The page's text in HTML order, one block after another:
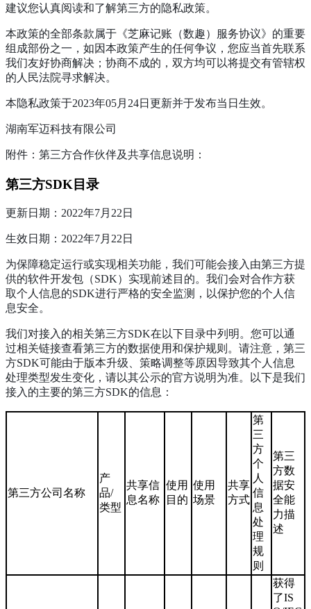
建议您认真阅读和了解第三方的隐私政策。
本政策的全部条款属于《芝麻记账（数趣）服务协议》的重要
组成部份之一，如因本政策产生的任何争议，您应当首先联系
我们友好协商解决；协商不成的，双方均可以将提交有管辖权
的人民法院寻求解决。
本隐私政策于2023年05月24日更新并于发布当日生效。
湖南军迈科技有限公司
附件：第三方合作伙伴及共享信息说明：
第三方SDK目录
更新日期：2022年7月22日
生效日期：2022年7月22日
为保障稳定运行或实现相关功能，我们可能会接入由第三方提
供的软件开发包（SDK）实现前述目的。我们会对合作方获
取个人信息的SDK进行严格的安全监测，以保护您的个人信
息安全。
我们对接入的相关第三方SDK在以下目录中列明。您可以通
过相关链接查看第三方的数据使用和保护规则。请注意，第三
方SDK可能由于版本升级、策略调整等原因导致其个人信息
处理类型发生变化，请以其公示的官方说明为准。以下是我们
接入的主要的第三方SDK的信息：
第三方公司名称
产
品/
类型
共享信
息名称
使用
目的
使用
场景
共享
方式
第
三
方
个
人
信
息
处
理
规
则
第三
方数
据安
全能
力描
述
获得
了IS